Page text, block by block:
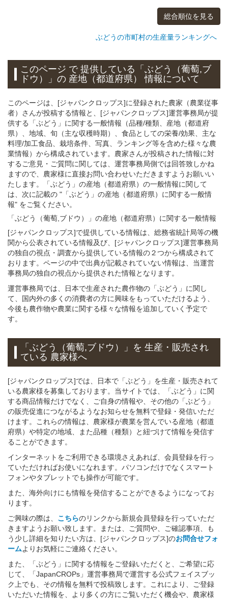
総合順位を見る
ぶどうの市町村の生産量ランキングへ
このページ で 提供している「ぶどう（葡萄,ブ
ドウ）」の 産地（都道府県） 情報について
このページは、[ジャパンクロップス]に登録された農家（農業従事
者）さんが投稿する情報と、[ジャパンクロップス]運営事務局が提
供する「ぶどう」に関する一般情報（品種/種類、産地（都道府
県）、地域、旬（主な収穫時期）、食品としての栄養/効果、主な
料理/加工食品、栽培条件、写真、ランキング等を含めた様々な農
業情報）から構成されています。農家さんが投稿された情報に対
するご意見・ご質問に関しては、運営事務局側では回答致しかね
ますので、農家様に直接お問い合わせいただきますようお願いい
たします。「ぶどう」の産地（都道府県）の一般情報に関して
は、次に記載の "「ぶどう」の産地（都道府県）に関する一般情
報" をご覧ください。
「ぶどう（葡萄,ブドウ）」 の産地（都道府県）に関する一般情報
[ジャパンクロップス]で提供している情報は、総務省統計局等の機
関から公表されている情報及び、[ジャパンクロップス]運営事務局
の独自の視点・調査から提供している情報の２つから構成されて
おります。ページの中で出典が記載されていない情報は、当運営
事務局の独自の視点から提供された情報となります。
運営事務局では、日本で生産された農作物の「ぶどう」に関し
て、国内外の多くの消費者の方に興味をもっていただけるよう、
今後も農作物や農業に関する様々な情報を追加していく予定で
す。
「ぶどう（葡萄,ブドウ）」 を 生産・販売され
ている 農家様へ
[ジャパンクロップス]では、日本で「ぶどう」を生産・販売されて
いる農家様を募集しております。当サイトでは、「ぶどう」に関
する商品情報だけでなく、ご自身の情報や、その他の「ぶどう」
の販売促進につながるようなお知らせを無料で登録・発信いただ
けます。これらの情報は、農家様が農業を営んでいる産地（都道
府県）や特定の地域、また品種（種類）と紐づけて情報を発信す
ることができます。
インターネットをご利用できる環境さえあれば、会員登録を行っ
ていただければお使いになれます。パソコンだけでなくスマート
フォンやタブレットでも操作が可能です。
また、海外向けにも情報を発信することができるようになってお
ります。
ご興味の際は、 こちらのリンクから新規会員登録を行っていただ
きますようお願い致します。または、ご質問や、ご確認事項、も
う少し詳細を知りたい方は、[ジャパンクロップス]のお問合せフォ
ームよりお気軽にご連絡ください。
また、「ぶどう」に関する情報をご登録いただくと、ご希望に応
じて、「JapanCROPs」運営事務局で運営する公式フェイスブッ
ク上でも、その情報を無料で投稿致します。これにより、ご登録
いただいた情報を、より多くの方にご覧いただく機会や、農家様